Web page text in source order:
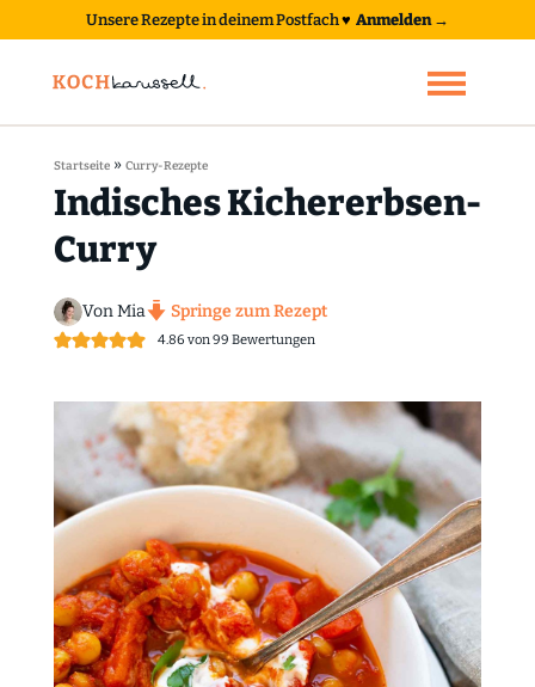
Unsere Rezepte in deinem Postfach♥ Anmelden →
Startseite» Curry-Rezepte
Indisches Kichererbsen-
Curry
Von Mia Springe zum Rezept
4.86 von99 Bewertungen